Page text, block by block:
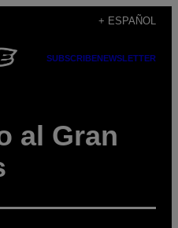
+ ESPAÑOL
SUBSCRIBENEWSLETTER
al Gran